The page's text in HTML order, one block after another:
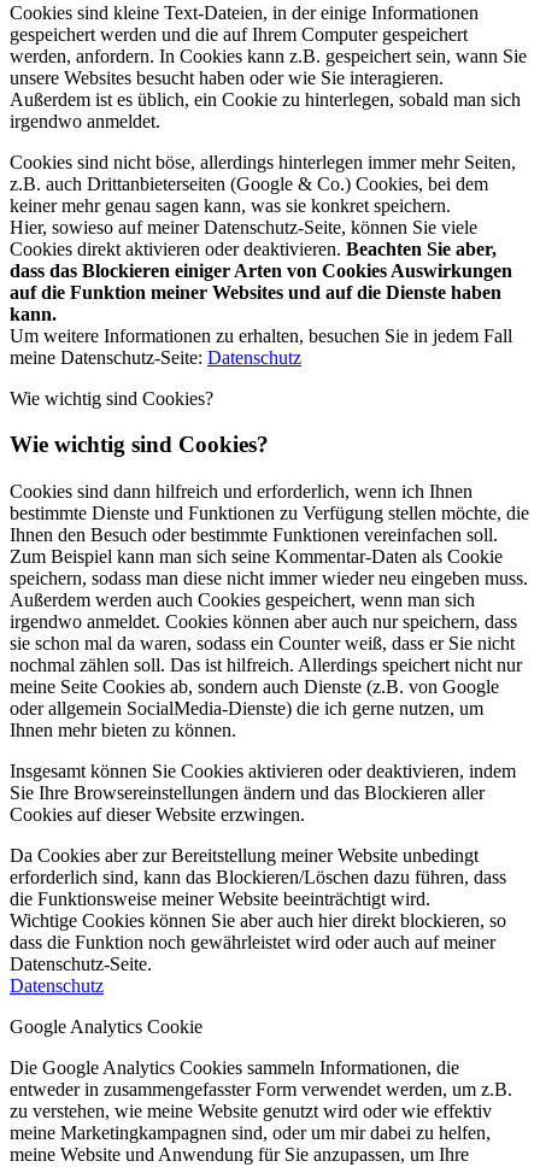
Cookies sind kleine Text-Dateien, in der einige Informationen
gespeichert werden und die auf Ihrem Computer gespeichert
werden, anfordern. In Cookies kann z.B. gespeichert sein, wann Sie
unsere Websites besucht haben oder wie Sie interagieren.
Außerdem ist es üblich, ein Cookie zu hinterlegen, sobald man sich
irgendwo anmeldet.
Cookies sind nicht böse, allerdings hinterlegen immer mehr Seiten,
z.B. auch Drittanbieterseiten (Google & Co.) Cookies, bei dem
keiner mehr genau sagen kann, was sie konkret speichern.
Hier, sowieso auf meiner Datenschutz-Seite, können Sie viele
Cookies direkt aktivieren oder deaktivieren. Beachten Sie aber,
dass das Blockieren einiger Arten von Cookies Auswirkungen
auf die Funktion meiner Websites und auf die Dienste haben
kann.
Um weitere Informationen zu erhalten, besuchen Sie in jedem Fall
meine Datenschutz-Seite: Datenschutz
Wie wichtig sind Cookies?
Wie wichtig sind Cookies?
Cookies sind dann hilfreich und erforderlich, wenn ich Ihnen
bestimmte Dienste und Funktionen zu Verfügung stellen möchte, die
Ihnen den Besuch oder bestimmte Funktionen vereinfachen soll.
Zum Beispiel kann man sich seine Kommentar-Daten als Cookie
speichern, sodass man diese nicht immer wieder neu eingeben muss.
Außerdem werden auch Cookies gespeichert, wenn man sich
irgendwo anmeldet. Cookies können aber auch nur speichern, dass
sie schon mal da waren, sodass ein Counter weiß, dass er Sie nicht
nochmal zählen soll. Das ist hilfreich. Allerdings speichert nicht nur
meine Seite Cookies ab, sondern auch Dienste (z.B. von Google
oder allgemein SocialMedia-Dienste) die ich gerne nutzen, um
Ihnen mehr bieten zu können.
Insgesamt können Sie Cookies aktivieren oder deaktivieren, indem
Sie Ihre Browsereinstellungen ändern und das Blockieren aller
Cookies auf dieser Website erzwingen.
Da Cookies aber zur Bereitstellung meiner Website unbedingt
erforderlich sind, kann das Blockieren/Löschen dazu führen, dass
die Funktionsweise meiner Website beeinträchtigt wird.
Wichtige Cookies können Sie aber auch hier direkt blockieren, so
dass die Funktion noch gewährleistet wird oder auch auf meiner
Datenschutz-Seite.
Datenschutz
Google Analytics Cookie
Die Google Analytics Cookies sammeln Informationen, die
entweder in zusammengefasster Form verwendet werden, um z.B.
zu verstehen, wie meine Website genutzt wird oder wie effektiv
meine Marketingkampagnen sind, oder um mir dabei zu helfen,
meine Website und Anwendung für Sie anzupassen, um Ihre